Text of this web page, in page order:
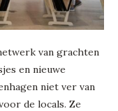
van grachten
en nieuwe
niet ver van
de locals. Ze